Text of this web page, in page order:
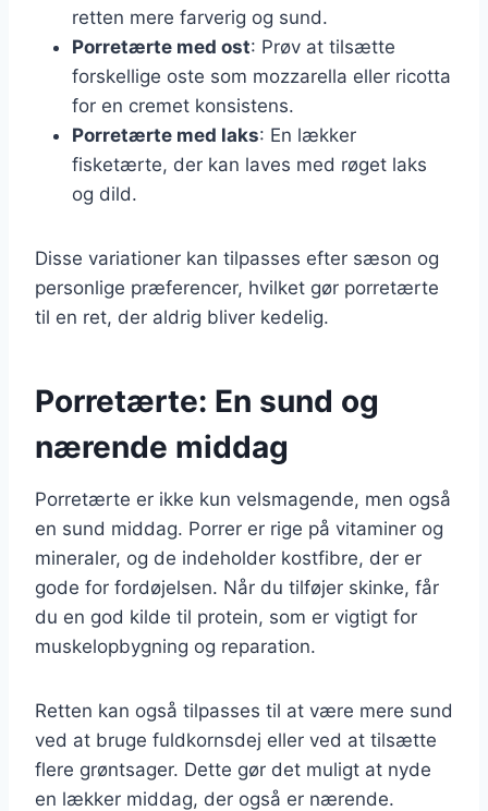
retten mere farverig og sund.
Porretærte med ost: Prøv at tilsætte
forskellige oste som mozzarella eller ricotta
for en cremet konsistens.
Porretærte med laks: En lækker
fisketærte, der kan laves med røget laks
og dild.
Disse variationer kan tilpasses efter sæson og
personlige præferencer, hvilket gør porretærte
til en ret, der aldrig bliver kedelig.
Porretærte: En sund og
nærende middag
Porretærte er ikke kun velsmagende, men også
en sund middag. Porrer er rige på vitaminer og
mineraler, og de indeholder kostfibre, der er
gode for fordøjelsen. Når du tilføjer skinke, får
du en god kilde til protein, som er vigtigt for
muskelopbygning og reparation.
Retten kan også tilpasses til at være mere sund
ved at bruge fuldkornsdej eller ved at tilsætte
flere grøntsager. Dette gør det muligt at nyde
en lækker middag, der også er nærende.